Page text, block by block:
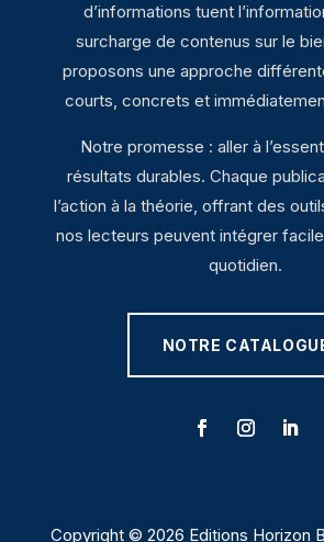
d’informations tuent
surcharge de contenus sur le
proposons une approche
courts, concrets et
Notre promesse : aller à
résultats durables. Chaque
l’action à la théorie, offrant des
nos lecteurs peuvent intégrer
quotidien.
NOTRE
Copyright © 2026 Editions Horizon